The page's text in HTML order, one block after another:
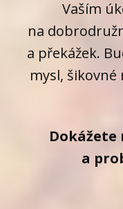
Vaším
na
a překážek.
mysl, šikovné
a